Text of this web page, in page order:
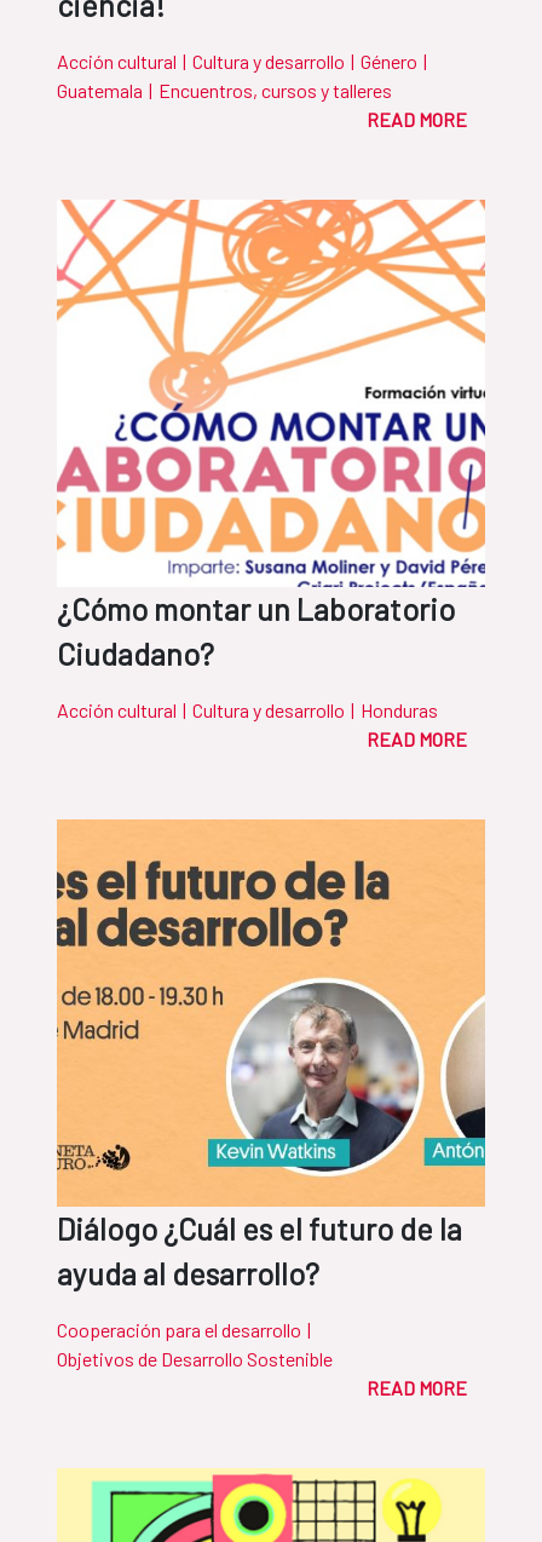
Acción cultural | Cultura y desarrollo | Género |
Guatemala | Encuentros, cursos y talleres
READ MORE
¿Cómo montar un Laboratorio
Ciudadano?
Acción cultural | Cultura y desarrollo | Honduras
READ MORE
Diálogo ¿Cuál es el futuro de la
ayuda al desarrollo?
Cooperación para el desarrollo |
Objetivos de Desarrollo Sostenible
READ MORE